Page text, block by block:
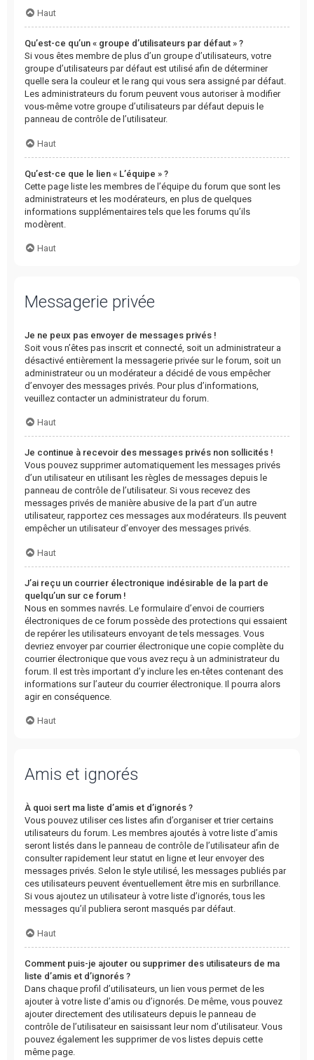
Haut
Qu’est-ce qu’un « groupe d’utilisateurs par défaut » ?
Si vous êtes membre de plus d’un groupe d’utilisateurs, votre
groupe d’utilisateurs par défaut est utilisé afin de déterminer
quelle sera la couleur et le rang qui vous sera assigné par défaut.
Les administrateurs du forum peuvent vous autoriser à modifier
vous-même votre groupe d’utilisateurs par défaut depuis le
panneau de contrôle de l’utilisateur.
Haut
Qu’est-ce que le lien « L’équipe » ?
Cette page liste les membres de l’équipe du forum que sont les
administrateurs et les modérateurs, en plus de quelques
informations supplémentaires tels que les forums qu’ils
modèrent.
Haut
Messagerie privée
Je ne peux pas envoyer de messages privés !
Soit vous n’êtes pas inscrit et connecté, soit un administrateur a
désactivé entièrement la messagerie privée sur le forum, soit un
administrateur ou un modérateur a décidé de vous empêcher
d’envoyer des messages privés. Pour plus d’informations,
veuillez contacter un administrateur du forum.
Haut
Je continue à recevoir des messages privés non sollicités !
Vous pouvez supprimer automatiquement les messages privés
d’un utilisateur en utilisant les règles de messages depuis le
panneau de contrôle de l’utilisateur. Si vous recevez des
messages privés de manière abusive de la part d’un autre
utilisateur, rapportez ces messages aux modérateurs. Ils peuvent
empêcher un utilisateur d’envoyer des messages privés.
Haut
J’ai reçu un courrier électronique indésirable de la part de
quelqu’un sur ce forum !
Nous en sommes navrés. Le formulaire d’envoi de courriers
électroniques de ce forum possède des protections qui essaient
de repérer les utilisateurs envoyant de tels messages. Vous
devriez envoyer par courrier électronique une copie complète du
courrier électronique que vous avez reçu à un administrateur du
forum. Il est très important d’y inclure les en-têtes contenant des
informations sur l’auteur du courrier électronique. Il pourra alors
agir en conséquence.
Haut
Amis et ignorés
À quoi sert ma liste d’amis et d’ignorés ?
Vous pouvez utiliser ces listes afin d’organiser et trier certains
utilisateurs du forum. Les membres ajoutés à votre liste d’amis
seront listés dans le panneau de contrôle de l’utilisateur afin de
consulter rapidement leur statut en ligne et leur envoyer des
messages privés. Selon le style utilisé, les messages publiés par
ces utilisateurs peuvent éventuellement être mis en surbrillance.
Si vous ajoutez un utilisateur à votre liste d’ignorés, tous les
messages qu’il publiera seront masqués par défaut.
Haut
Comment puis-je ajouter ou supprimer des utilisateurs de ma
liste d’amis et d’ignorés ?
Dans chaque profil d’utilisateurs, un lien vous permet de les
ajouter à votre liste d’amis ou d’ignorés. De même, vous pouvez
ajouter directement des utilisateurs depuis le panneau de
contrôle de l’utilisateur en saisissant leur nom d’utilisateur. Vous
pouvez également les supprimer de vos listes depuis cette
même page.